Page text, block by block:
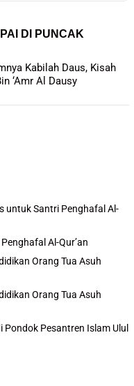
DI PUNCAK
Kabilah Daus, Kisah
‘Amr Al Dausy
untuk Santri Penghafal Al-
Al-Qur’an
Orang Tua Asuh
Orang Tua Asuh
Pesantren Islam Ulul